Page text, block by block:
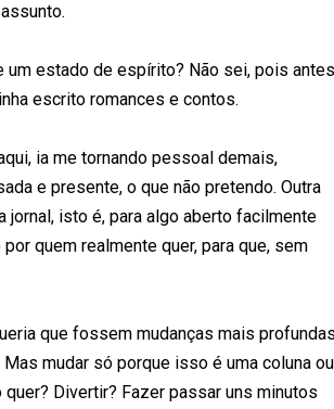
um estado de espírito? Não sei, pois antes
escrito romances e contos.
ia me tornando pessoal demais,
e presente, o que não pretendo. Outra
isto é, para algo aberto facilmente
quem realmente quer, para que, sem
que fossem mudanças mais profundas
mudar só porque isso é uma coluna ou
Divertir? Fazer passar uns minutos